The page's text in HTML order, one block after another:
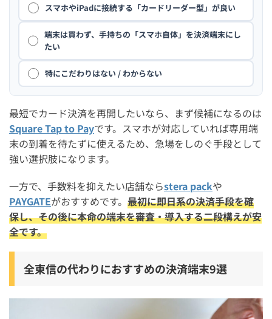
スマホやiPadに接続する「カードリーダー型」が良い
端末は買わず、手持ちの「スマホ自体」を決済端末にし
たい
特にこだわりはない / わからない
最短でカード決済を再開したいなら、まず候補になるのは
Square Tap to Payです。スマホが対応していれば専用端
末の到着を待たずに使えるため、急場をしのぐ手段として
強い選択肢になります。
一方で、手数料を抑えたい店舗ならstera packや
PAYGATEがおすすめです。 最初に即日系の決済手段を確
保し、その後に本命の端末を審査・導入する二段構えが安
全です。
全東信の代わりにおすすめの決済端末9選